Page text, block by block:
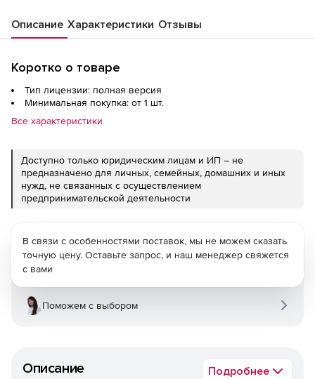
Описание Характеристики Отзывы
Коротко о товаре
Тип лицензии: полная версия
Минимальная покупка: от 1 шт.
Все характеристики
Доступно только юридическим лицам и ИП – не
предназначено для личных, семейных, домашних и иных
нужд, не связанных с осуществлением
предпринимательской деятельности
Описание Подробнее
В связи с особенностями поставок, мы не можем сказать
точную цену. Оставьте запрос, и наш менеджер свяжется
с вами
Поможем с выбором